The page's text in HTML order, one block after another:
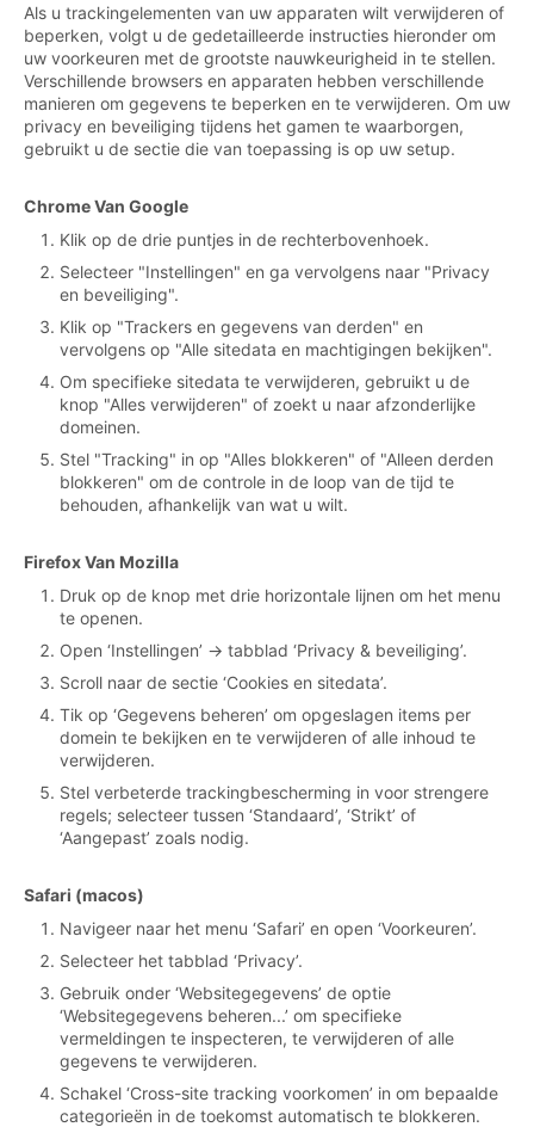
Als u trackingelementen van uw apparaten wilt verwijderen of
beperken, volgt u de gedetailleerde instructies hieronder om
uw voorkeuren met de grootste nauwkeurigheid in te stellen.
Verschillende browsers en apparaten hebben verschillende
manieren om gegevens te beperken en te verwijderen. Om uw
privacy en beveiliging tijdens het gamen te waarborgen,
gebruikt u de sectie die van toepassing is op uw setup.
Chrome Van Google
Klik op de drie puntjes in de rechterbovenhoek.
Selecteer "Instellingen" en ga vervolgens naar "Privacy
en beveiliging".
Klik op "Trackers en gegevens van derden" en
vervolgens op "Alle sitedata en machtigingen bekijken".
Om specifieke sitedata te verwijderen, gebruikt u de
knop "Alles verwijderen" of zoekt u naar afzonderlijke
domeinen.
Stel "Tracking" in op "Alles blokkeren" of "Alleen derden
blokkeren" om de controle in de loop van de tijd te
behouden, afhankelijk van wat u wilt.
Firefox Van Mozilla
Druk op de knop met drie horizontale lijnen om het menu
te openen.
Open ‘Instellingen’ → tabblad ‘Privacy & beveiliging’.
Scroll naar de sectie ‘Cookies en sitedata’.
Tik op ‘Gegevens beheren’ om opgeslagen items per
domein te bekijken en te verwijderen of alle inhoud te
verwijderen.
Stel verbeterde trackingbescherming in voor strengere
regels; selecteer tussen ‘Standaard’, ‘Strikt’ of
‘Aangepast’ zoals nodig.
Safari (macos)
Navigeer naar het menu ‘Safari’ en open ‘Voorkeuren’.
Selecteer het tabblad ‘Privacy’.
Gebruik onder ‘Websitegegevens’ de optie
‘Websitegegevens beheren...’ om specifieke
vermeldingen te inspecteren, te verwijderen of alle
gegevens te verwijderen.
Schakel ‘Cross-site tracking voorkomen’ in om bepaalde
categorieën in de toekomst automatisch te blokkeren.